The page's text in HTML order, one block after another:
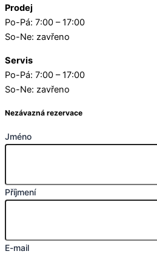
Prodej
Po-Pá: 7:00 – 17:00
So-Ne: zavřeno
Servis
Po-Pá: 7:00 – 17:00
So-Ne: zavřeno
Nezávazná rezervace
Jméno
Příjmení
E-mail